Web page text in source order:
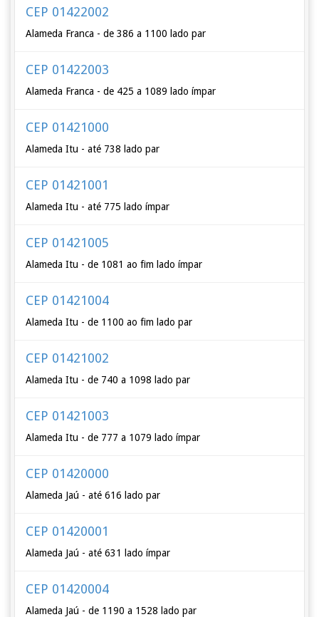
CEP 01422002
Alameda Franca - de 386 a 1100 lado par
CEP 01422003
Alameda Franca - de 425 a 1089 lado ímpar
CEP 01421000
Alameda Itu - até 738 lado par
CEP 01421001
Alameda Itu - até 775 lado ímpar
CEP 01421005
Alameda Itu - de 1081 ao fim lado ímpar
CEP 01421004
Alameda Itu - de 1100 ao fim lado par
CEP 01421002
Alameda Itu - de 740 a 1098 lado par
CEP 01421003
Alameda Itu - de 777 a 1079 lado ímpar
CEP 01420000
Alameda Jaú - até 616 lado par
CEP 01420001
Alameda Jaú - até 631 lado ímpar
CEP 01420004
Alameda Jaú - de 1190 a 1528 lado par